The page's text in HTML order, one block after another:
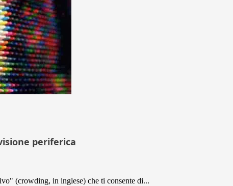
periferica
(crowding, in inglese) che ti consente di...